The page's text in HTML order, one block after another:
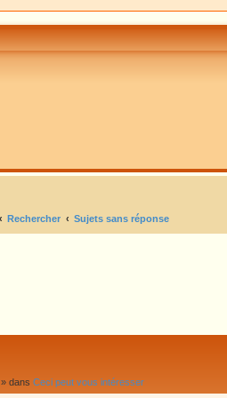
Rechercher Sujets sans réponse
» dans Ceci peut vous intéresser